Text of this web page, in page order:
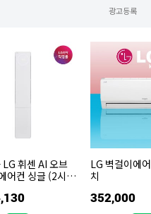
광고등록
LG 휘센 AI 오브
어컨 싱글 (2시리
LG 벽걸이에
치
352,000